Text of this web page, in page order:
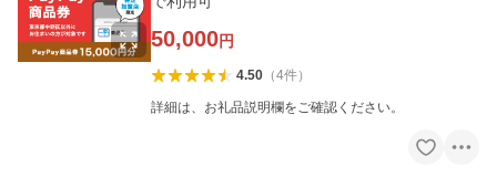
50,000円
4.50（4件）
詳細は、お礼品説明欄をご確認ください。